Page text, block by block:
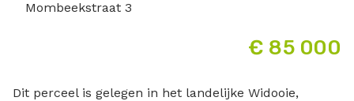
Mombeekstraat 3
€ 85 000
Dit perceel is gelegen in het landelijke Widooie,